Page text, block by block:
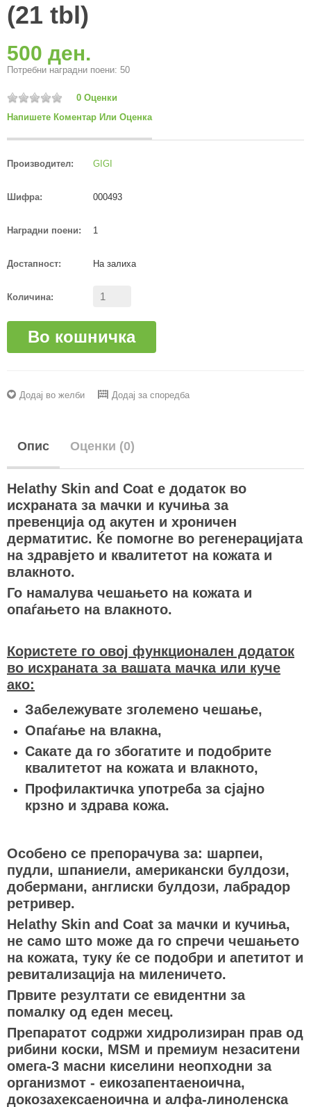
(21 tbl)
500 ден.
Потребни наградни поени: 50
0 Оценки
Напишете Коментар Или Оценка
Производител: GIGI
Шифра: 000493
Наградни поени: 1
Достапност: На залиха
Количина:
Во кошничка
Додај во желби Додај за споредба
Опис Оценки (0)
Helathy Skin and Coat е додаток во
исхраната за мачки и кучиња за
превенција од акутен и хроничен
дерматитис. Ќе помогне во регенерацијата
на здравјето и квалитетот на кожата и
влакното.
Го намалува чешањето на кожата и
опаѓањето на влакното.
Користете го овој функционален додаток
во исхраната за вашата мачка или куче
ако:
Забележувате зголемено чешање,
Опаѓање на влакна,
Сакате да го збогатите и подобрите
квалитетот на кожата и влакното,
Профилактичка употреба за сјајно
крзно и здрава кожа.
Особено се препорачува за: шарпеи,
пудли, шпаниели, американски булдози,
добермани, англиски булдози, лабрадор
ретривер.
Helathy Skin and Coat за мачки и кучиња,
не само што може да го спречи чешањето
на кожата, туку ќе се подобри и апетитот и
ревитализација на миленичето.
Првите резултати се евидентни за
помалку од еден месец.
Препаратот содржи хидролизиран прав од
рибини коски, MSM и премиум незаситени
омега-3 масни киселини неопходни за
организмот - еикозапентаеноична,
докозахексаеноична и алфа-линоленска